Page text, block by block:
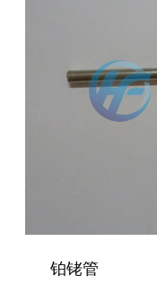
铂铑管